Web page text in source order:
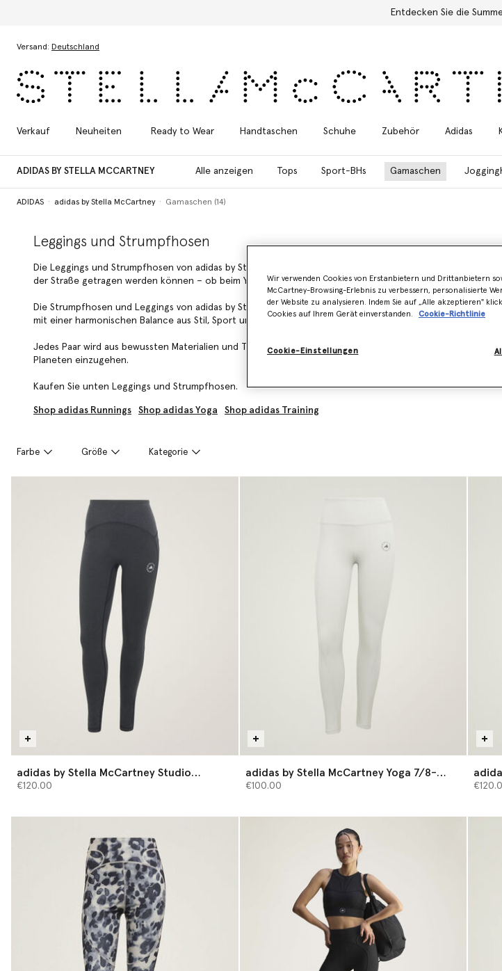
Kostenloser Expressversand für
Versand: Deutschland
Verkauf Neuheiten Ready to Wear Handtaschen Schuhe Zubehör Adidas
ADIDAS BY STELLA MCCARTNEY Alle anzeigen Tops Sport-BHs Gamaschen
ADIDAS adidas by Stella McCartney Gamaschen (14)
Leggings und Strumpfhosen
Die Leggings und Strumpfhosen von adidas by Stella McCartney verschieben die Grenzen zwischen
der Straße getragen werden können – ob beim Yoga, beim Sprinten oder anderen Trainingsprogrammen.
Die Strumpfhosen und Leggings von adidas by Stella McCartney unterstützen unsere Gemeinschaft,
mit einer harmonischen Balance aus Stil, Sport und Nachhaltigkeit.
Jedes Paar wird aus bewussten Materialien und Textilien der nächsten Generation hergestellt, die
Planeten einzugehen.
Kaufen Sie unten Leggings und Strumpfhosen.
Shop adidas Runnings Shop adidas Yoga Shop adidas Training
Farbe Größe Kategorie
adidas by Stella McCartney Studio
Leggings aus Baumwolle
€120.00
adidas by Stella McCartney Yoga 7/8-
Leggings
€100.00
Wir verwenden Cookies von Erstanbietern und Drittanbietern
McCartney-Browsing-Erlebnis zu verbessern, personalisierte
der Website zu analysieren. Indem Sie auf „Alle akzeptieren"
Cookies auf Ihrem Gerät einverstanden.
Cookie-Richtlinie
Cookie-Einstellungen